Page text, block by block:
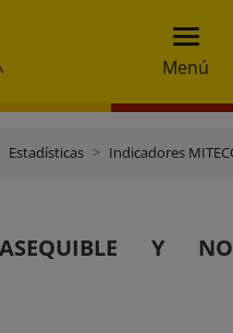
Menú
Estadísticas Indicadores
Y NO